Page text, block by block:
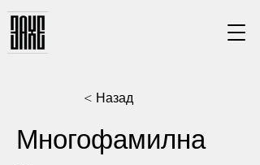
< Назад
Многофамилна